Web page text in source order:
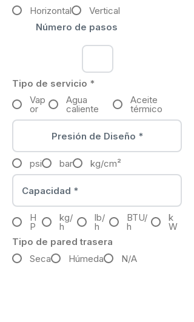
Horizontal
Vertical
Número de pasos
Tipo de servicio *
Vap
or
Agua
caliente
Aceite
térmico
psi bar kg/cm²
H
P
kg/
h
lb/
h
BTU/
h
k
W
Tipo de pared trasera
Seca
Húmeda N/A